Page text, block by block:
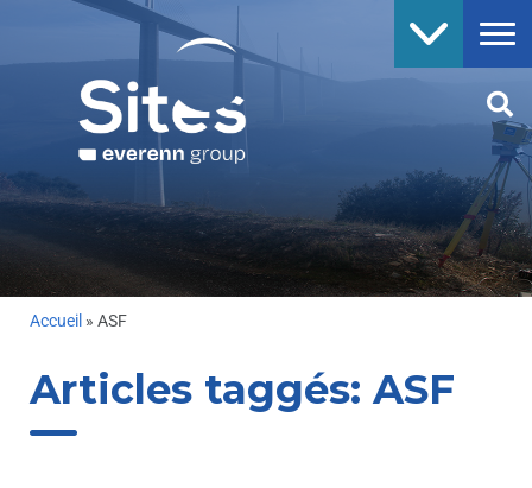
Accueil » ASF
Articles taggés: ASF